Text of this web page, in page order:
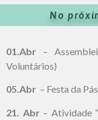
No
01.Abr
–
Voluntários)
05.Abr – Festa da
21. Abr – Atividade